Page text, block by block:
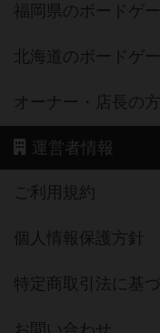
福岡県のボードゲ
北海道のボードゲ
オーナー・店長の
運営者情報
ご利用規約
個人情報保護方針
特定商取引法に基
お問い合わせ